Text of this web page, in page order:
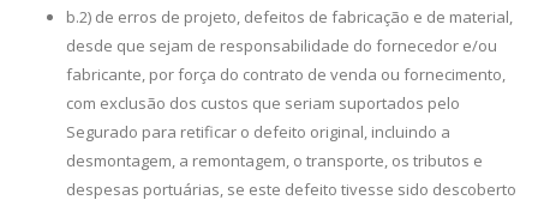
b.2) de erros de projeto, defeitos de fabricação e de material,
desde que sejam de responsabilidade do fornecedor e/ou
fabricante, por força do contrato de venda ou fornecimento,
com exclusão dos custos que seriam suportados pelo
Segurado para retificar o defeito original, incluindo a
desmontagem, a remontagem, o transporte, os tributos e
despesas portuárias, se este defeito tivesse sido descoberto